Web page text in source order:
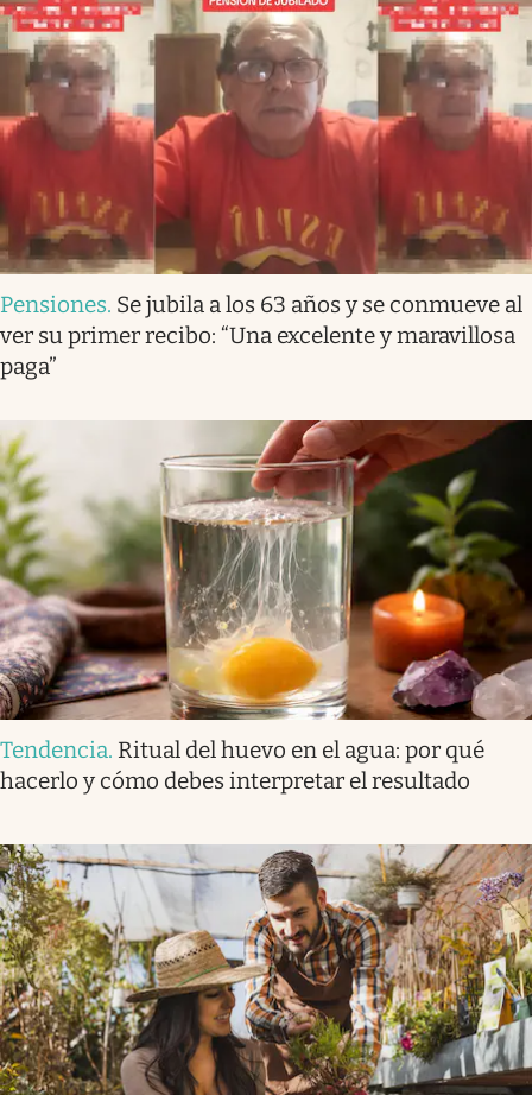
Pensiones. Se jubila a los 63 años y se conmueve al
ver su primer recibo: “Una excelente y maravillosa
paga”
Tendencia. Ritual del huevo en el agua: por qué
hacerlo y cómo debes interpretar el resultado